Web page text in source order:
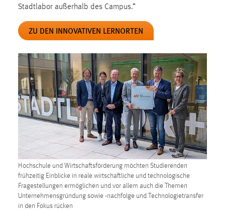
Stadtlabor außerhalb des Campus.“
ZU DEN INNOVATIVEN LERNORTEN
Hochschule und Wirtschaftsförderung möchten Studierenden
frühzeitig Einblicke in reale wirtschaftliche und technologische
Fragestellungen ermöglichen und vor allem auch die Themen
Unternehmensgründung sowie -nachfolge und Technologietransfer
in den Fokus rücken
Cookie Laufzeit:
MARKETING
Marketing Cookies werden von Drittanbietern
verwendet, um personalisierte Werbung anzuzeigen.
Sie tun dies, indem sie Besucher über Websites
hinweg verfolgen.
Google Ads
Name:
_gcl_au
Anbieter:
Google Ireland Limited